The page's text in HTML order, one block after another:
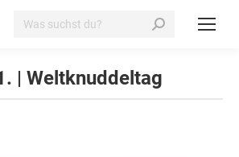
Search:
| Weltknuddeltag